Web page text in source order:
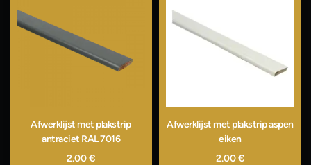
Afwerklijst met plakstrip
antraciet RAL 7016
2.00€
Afwerklijst met plakstrip aspen
eiken
2.00€